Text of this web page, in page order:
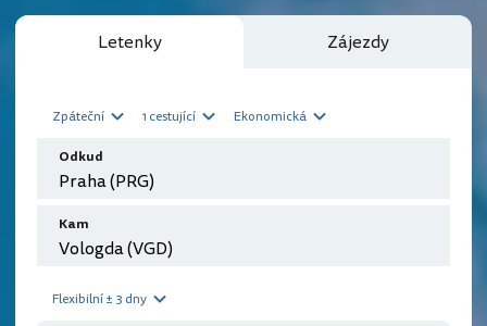
Letenky Zájezdy
Zpáteční 1 cestující Ekonomická
Odkud
Kam
Flexibilní ± 3 dny